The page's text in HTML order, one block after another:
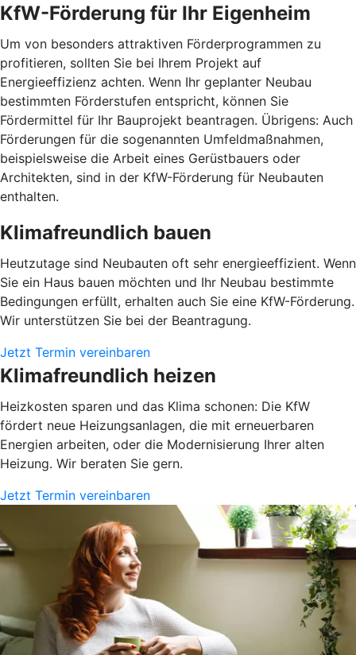
KfW-Förderung für Ihr Eigenheim
Um von besonders attraktiven Förderprogrammen zu
profitieren, sollten Sie bei Ihrem Projekt auf
Energieeffizienz achten. Wenn Ihr geplanter Neubau
bestimmten Förderstufen entspricht, können Sie
Fördermittel für Ihr Bauprojekt beantragen. Übrigens: Auch
Förderungen für die sogenannten Umfeldmaßnahmen,
beispielsweise die Arbeit eines Gerüstbauers oder
Architekten, sind in der KfW-Förderung für Neubauten
enthalten.
Klimafreundlich bauen
Heutzutage sind Neubauten oft sehr energieeffizient. Wenn
Sie ein Haus bauen möchten und Ihr Neubau bestimmte
Bedingungen erfüllt, erhalten auch Sie eine KfW-Förderung.
Wir unterstützen Sie bei der Beantragung.
Jetzt Termin vereinbaren
Klimafreundlich heizen
Heizkosten sparen und das Klima schonen: Die KfW
fördert neue Heizungsanlagen, die mit erneuerbaren
Energien arbeiten, oder die Modernisierung Ihrer alten
Heizung. Wir beraten Sie gern.
Jetzt Termin vereinbaren